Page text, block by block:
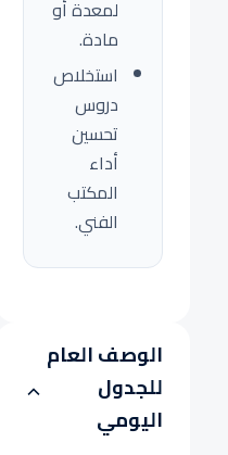
لمعدة أو
مادة.
استخلاص
دروس
تحسين
أداء
المكتب
الفني.
الوصف العام
للجدول
اليومي